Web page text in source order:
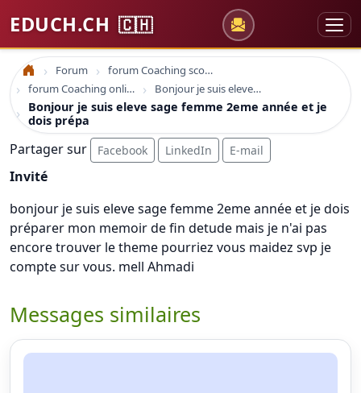
EDUCH.CH 🇨🇭
Accueil Forum
forum Coaching scolaire
forum Coaching online formation professionelle emploi education
Bonjour je suis eleve sage femme 2eme année et je dois prépa
Bonjour je suis eleve sage femme 2eme année et je
dois prépa
Partager sur Facebook LinkedIn E-mail
Invité
bonjour je suis eleve sage femme 2eme année et je dois
préparer mon memoir de fin detude mais je n'ai pas
encore trouver le theme pourriez vous maidez svp je
compte sur vous. mell Ahmadi
Messages similaires